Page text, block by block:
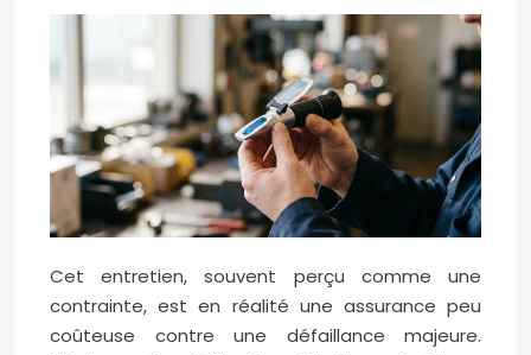
Cet entretien, souvent perçu comme une
contrainte, est en réalité une assurance peu
coûteuse contre une défaillance majeure.